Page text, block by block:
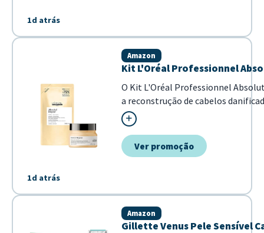
1d atrás
1d atrás
Kit L'Oréal Professionnel
Amazon
O Kit L'Oréal Professionnel
a reconstrução de cabelos
tratamento proporciona cuidado
Ver promoção
Gillette Venus Pele Sensível
Amazon